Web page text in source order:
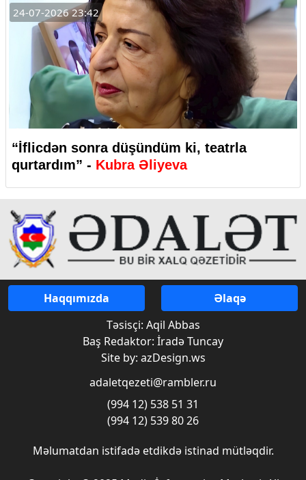
24-07-2026 23:42
“İflicdən sonra düşündüm ki, teatrla
qurtardım” - Kubra Əliyeva
Haqqımızda
Əlaqə
Təsisçi: Aqil Abbas
Baş Redaktor: İradə Tuncay
Site by: azDesign.ws
adaletqezeti@rambler.ru
(994 12) 538 51 31
(994 12) 539 80 26
Məlumatdan istifadə etdikdə istinad mütləqdir.